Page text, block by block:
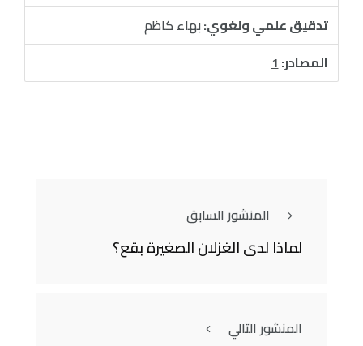
تدقيق علمي ولغوي:بهاء كاظم
المصادر:1
المنشور السابق
لماذا لدى الغزلان الصغيرة بقع؟
المنشور التالي